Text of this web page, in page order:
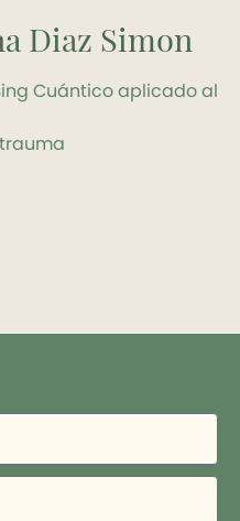
Diaz Simon
Cuántico aplicado al